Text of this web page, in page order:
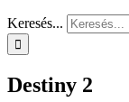
Keresés...
Destiny 2